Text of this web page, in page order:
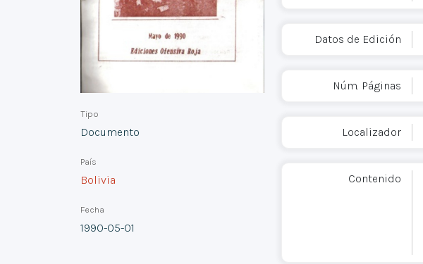
Tipo
Documento
País
Bolivia
Fecha
1990-05-01
Datos de Edición
Núm. Páginas
Localizador
Contenido